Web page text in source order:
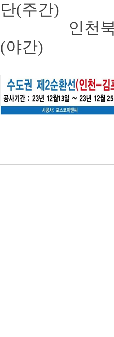
단(주간)
인천북항
(야간)